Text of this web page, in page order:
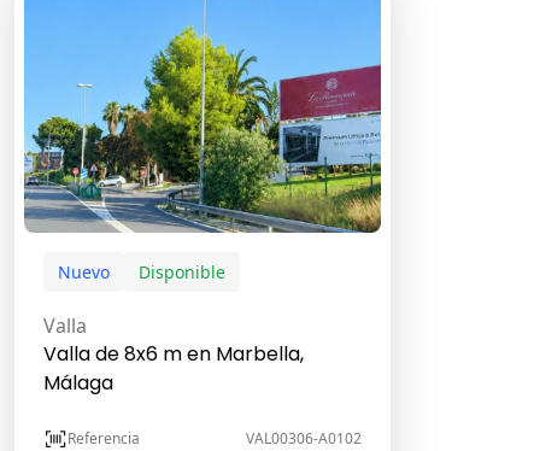
Nuevo Disponible
Valla
Valla de 8x6 m en Marbella,
Málaga
Referencia VAL00306-A0102